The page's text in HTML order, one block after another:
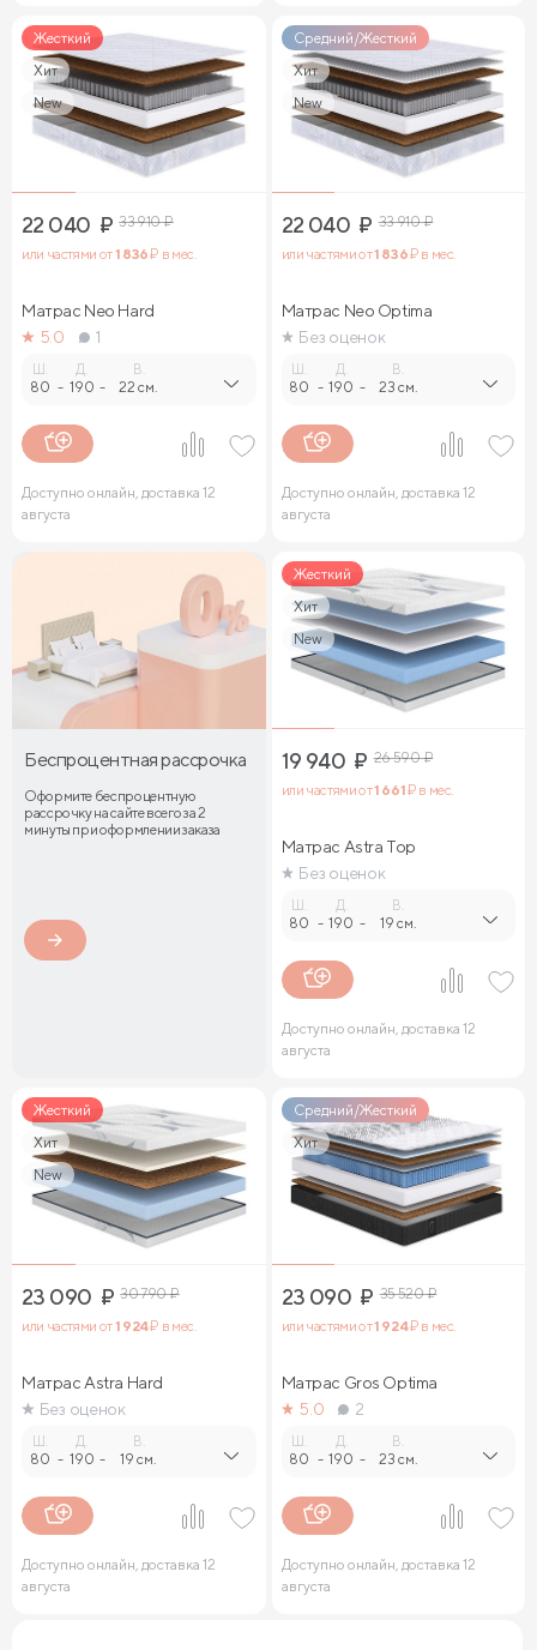
Жесткий
Хит
New
22 040 ₽ 33 910₽
или частями от1 836₽ в мес.
Матрас Neo Hard
5.0
1
80 -
Д.
190 -
В.
22 см.
Доступно онлайн, доставка 12
августа
Средний/Жесткий
Хит
New
22 040 ₽ 33 910₽
или частями от1 836₽ в мес.
Матрас Neo Optima
Без оценок
80 -
Д.
190 -
В.
23 см.
Доступно онлайн, доставка 12
августа
Беспроцентная рассрочка
Оформите беспроцентную
рассрочку на сайте всего за 2
минуты при оформлении заказа
Жесткий
Хит
New
19 940 ₽ 26 590₽
или частями от1 661₽ в мес.
Матрас Astra Top
Без оценок
80 -
Д.
190 -
В.
19 см.
Доступно онлайн, доставка 12
августа
Жесткий
Хит
New
23 090 ₽ 30 790₽
или частями от1 924₽ в мес.
Матрас Astra Hard
Без оценок
80 -
Д.
190 -
В.
19 см.
Доступно онлайн, доставка 12
августа
Средний/Жесткий
Хит
23 090 ₽ 35 520₽
или частями от1 924₽ в мес.
Матрас Gros Optima
5.0
2
80 -
Д.
190 -
В.
23 см.
Доступно онлайн, доставка 12
августа